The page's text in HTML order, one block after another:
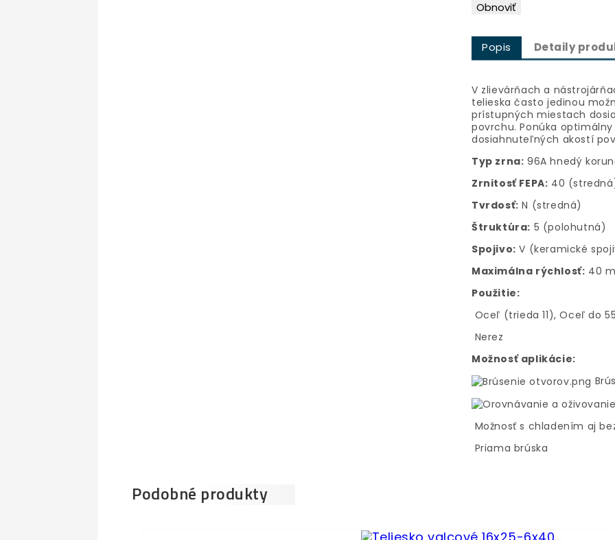
Popis Detaily
V zlievárňach a
telieska často jedinou
prístupných miestach
povrchu. Ponúka
dosiahnuteľných akostí
Typ zrna: 96A hnedý
Zrnitosť FEPA: 40
Tvrdosť: N (stredná)
Štruktúra: 5 (polohutná)
Spojivo: V (keramické
Maximálna rýchlosť: 40
Použitie:
Oceľ (trieda 11), Oceľ do
Nerez
Možnosť aplikácie:
Možnosť s chladením aj
Priama brúska
Podobné produkty